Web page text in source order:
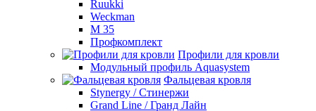
Ruukki
Weckman
М 35
Профкомплект
Профили для кровли
Модульный профиль Aquasystem
Фальцевая кровля
Stynergy / Стинержи
Grand Line / Гранд Лайн